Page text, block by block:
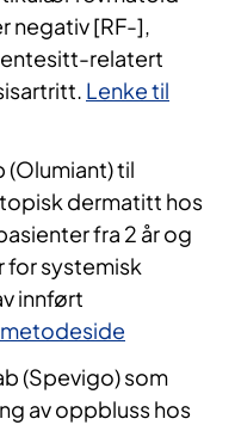
negativ [RF-],
relatert
Lenke til
til
dermatitt hos
fra 2 år og
for systemisk
innført
(Spevigo) som
av oppbluss hos